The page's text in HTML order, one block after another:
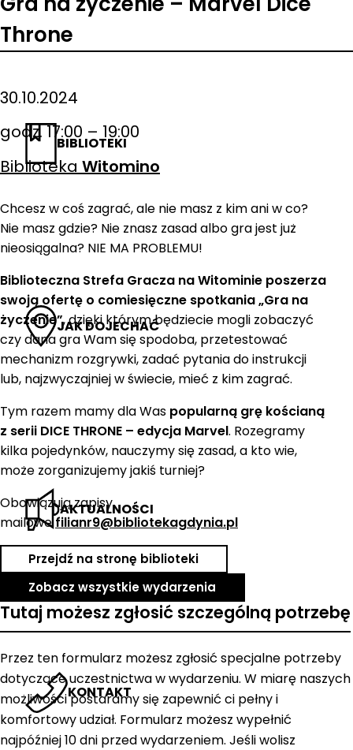
BIBLIOTEKI
JAK DOJECHAĆ
AKTUALNOŚCI
KONTAKT
Throne
30.10.2024
godz. 17:00 – 19:00
Biblioteka Witomino
Chcesz w coś zagrać, ale nie masz z kim ani w co?
Nie masz gdzie? Nie znasz zasad albo gra jest już
nieosiągalna? NIE MA PROBLEMU!
Biblioteczna Strefa Gracza na Witominie poszerza
swoją ofertę o comiesięczne spotkania „Gra na
życzenie”, dzięki którym będziecie mogli zobaczyć
czy dana gra Wam się spodoba, przetestować
mechanizm rozgrywki, zadać pytania do instrukcji
lub, najzwyczajniej w świecie, mieć z kim zagrać.
Tym razem mamy dla Was popularną grę kościaną
z serii DICE THRONE – edycja Marvel. Rozegramy
kilka pojedynków, nauczymy się zasad, a kto wie,
może zorganizujemy jakiś turniej?
Obowiązują zapisy
mailowe filianr9@bibliotekagdynia.pl
Przejdź na stronę biblioteki
Zobacz wszystkie wydarzenia
Tutaj możesz zgłosić szczególną potrzebę
Przez ten formularz możesz zgłosić specjalne potrzeby
dotyczące uczestnictwa w wydarzeniu. W miarę naszych
możliwości postaramy się zapewnić ci pełny i
komfortowy udział. Formularz możesz wypełnić
najpóźniej 10 dni przed wydarzeniem. Jeśli wolisz